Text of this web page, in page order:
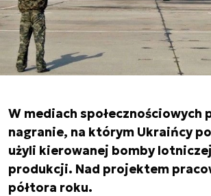
W mediach społecznościowych
nagranie, na którym Ukraińcy
użyli kierowanej bomby
produkcji. Nad projektem
półtora roku.